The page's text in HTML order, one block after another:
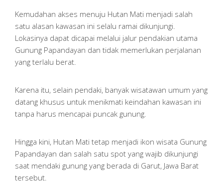
Kemudahan akses menuju Hutan Mati menjadi salah
satu alasan kawasan ini selalu ramai dikunjungi.
Lokasinya dapat dicapai melalui jalur pendakian utama
Gunung Papandayan dan tidak memerlukan perjalanan
yang terlalu berat.
Karena itu, selain pendaki, banyak wisatawan umum yang
datang khusus untuk menikmati keindahan kawasan ini
tanpa harus mencapai puncak gunung.
Hingga kini, Hutan Mati tetap menjadi ikon wisata Gunung
Papandayan dan salah satu spot yang wajib dikunjungi
saat mendaki gunung yang berada di Garut, Jawa Barat
tersebut.